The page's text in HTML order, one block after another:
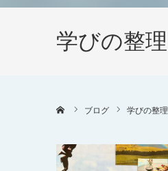
学びの整理
ブログ 学びの整理